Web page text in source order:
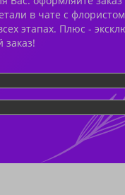
в чате с
этапах. Плюс -
заказ!